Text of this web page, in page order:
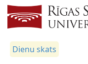
Dienu skats